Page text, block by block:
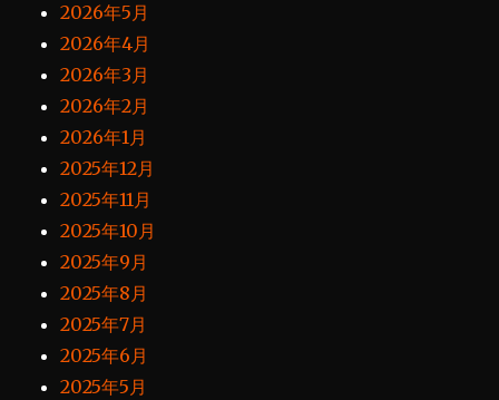
2026年5月
2026年4月
2026年3月
2026年2月
2026年1月
2025年12月
2025年11月
2025年10月
2025年9月
2025年8月
2025年7月
2025年6月
2025年5月